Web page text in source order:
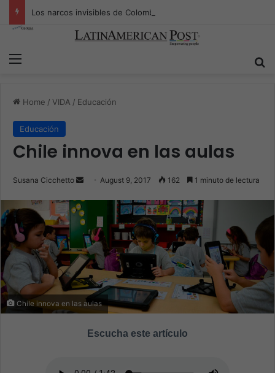
Home / VIDA / Educación
Educación
Chile innova en las aulas
Susana Cicchetto
n
d
a
n
e
m
a
i
August 9, 2017 162 1 minuto de lectura
Chile innova en las aulas
Escucha este artículo